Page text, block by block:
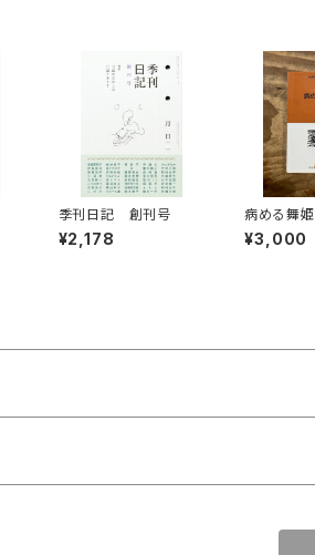
季刊日記 創刊号
¥2,178
病める舞姫
¥3,000